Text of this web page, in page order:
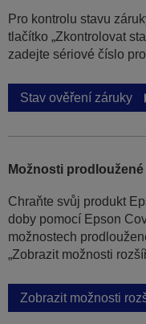
Pro kontrolu stavu
tlačítko „Zkontrolovat
zadejte sériové číslo
Stav ověření záruky
Možnosti
Chraňte svůj produkt
doby pomocí Epson
možnostech
„Zobrazit možnosti
Zobrazit možnosti